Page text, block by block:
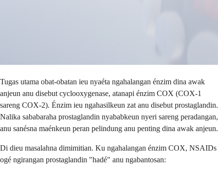
Tugas utama obat-obatan ieu nyaéta ngahalangan énzim dina awak
anjeun anu disebut cyclooxygenase, atanapi énzim COX (COX-1
sareng COX-2). Énzim ieu ngahasilkeun zat anu disebut prostaglandin.
Nalika sababaraha prostaglandin nyababkeun nyeri sareng peradangan,
anu sanésna maénkeun peran pelindung anu penting dina awak anjeun.
Di dieu masalahna dimimitian. Ku ngahalangan énzim COX, NSAIDs
ogé ngirangan prostaglandin "hadé" anu ngabantosan: